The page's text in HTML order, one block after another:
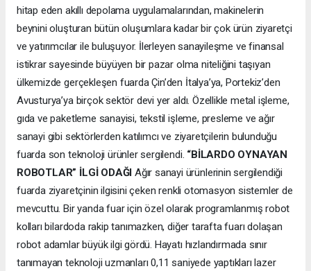
hitap eden akıllı depolama uygulamalarından, makinelerin
beynini oluşturan bütün oluşumlara kadar bir çok ürün ziyaretçi
ve yatırımcılar ile buluşuyor. İlerleyen sanayileşme ve finansal
istikrar sayesinde büyüyen bir pazar olma niteliğini taşıyan
ülkemizde gerçekleşen fuarda Çin’den İtalya’ya, Portekiz’den
Avusturya’ya birçok sektör devi yer aldı. Özellikle metal işleme,
gıda ve paketleme sanayisi, tekstil işleme, presleme ve ağır
sanayi gibi sektörlerden katılımcı ve ziyaretçilerin bulunduğu
fuarda son teknoloji ürünler sergilendi. “BİLARDO OYNAYAN
ROBOTLAR” İLGİ ODAĞI Ağır sanayi ürünlerinin sergilendiği
fuarda ziyaretçinin ilgisini çeken renkli otomasyon sistemler de
mevcuttu. Bir yanda fuar için özel olarak programlanmış robot
kolları bilardoda rakip tanımazken, diğer tarafta fuarı dolaşan
robot adamlar büyük ilgi gördü. Hayatı hızlandırmada sınır
tanımayan teknoloji uzmanları 0,11 saniyede yaptıkları lazer